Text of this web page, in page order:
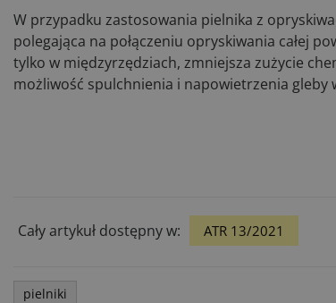
W przypadku zastosowania pielnika z
polegająca na połączeniu opryskiwania całej
tylko w międzyrzędziach, zmniejsza zużycie
możliwość spulchnienia i napowietrzenia gleby
Cały artykuł dostępny w: ATR 13/2021
pielniki